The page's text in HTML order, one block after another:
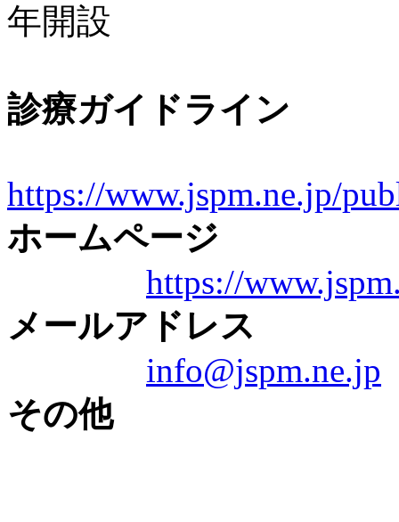
年開設
診療ガイドライン
https://www.jspm.ne.jp/
ホームページ
https://
メールアドレス
info@jspm.ne.jp
その他